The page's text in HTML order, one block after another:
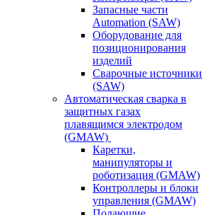
Запасные части
Automation (SAW)
Оборудование для
позиционирования
изделий
Сварочные источники
(SAW)
Автоматическая сварка в
защитных газах
плавящимся электродом
(GMAW)
Каретки,
манипуляторы и
роботизация (GMAW)
Контроллеры и блоки
управления (GMAW)